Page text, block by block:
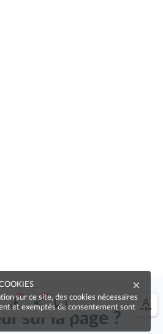
sur la page ?
sur ce site, des cookies nécessaires
et exemptés de consentement sont